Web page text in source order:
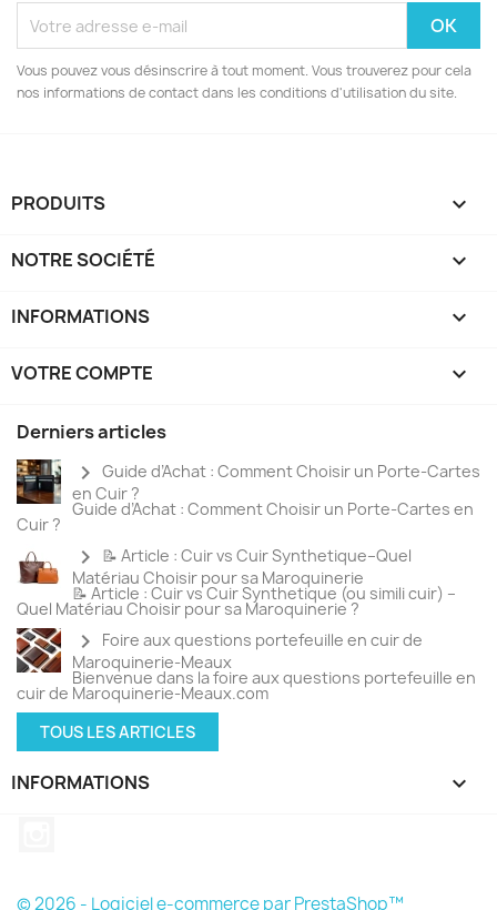
Vous pouvez vous désinscrire à tout moment. Vous trouverez pour cela
nos informations de contact dans les conditions d'utilisation du site.
PRODUITS 
NOTRE SOCIÉTÉ 
INFORMATIONS 
VOTRE COMPTE 
Derniers articles
chevron_right Guide d’Achat : Comment Choisir un Porte-Cartes
en Cuir ?
Guide d’Achat : Comment Choisir un Porte-Cartes en
Cuir ?
chevron_right
📝 Article : Cuir vs Cuir Synthetique–Quel
Matériau Choisir pour sa Maroquinerie
📝 Article : Cuir vs Cuir Synthetique (ou simili cuir) –
Quel Matériau Choisir pour sa Maroquinerie ?
chevron_right
Foire aux questions portefeuille en cuir de
Maroquinerie-Meaux
Bienvenue dans la foire aux questions portefeuille en
cuir de Maroquinerie-Meaux.com
TOUS LES ARTICLES
INFORMATIONS keyboard_arrow_down
© 2026 - Logiciel e-commerce par PrestaShop™